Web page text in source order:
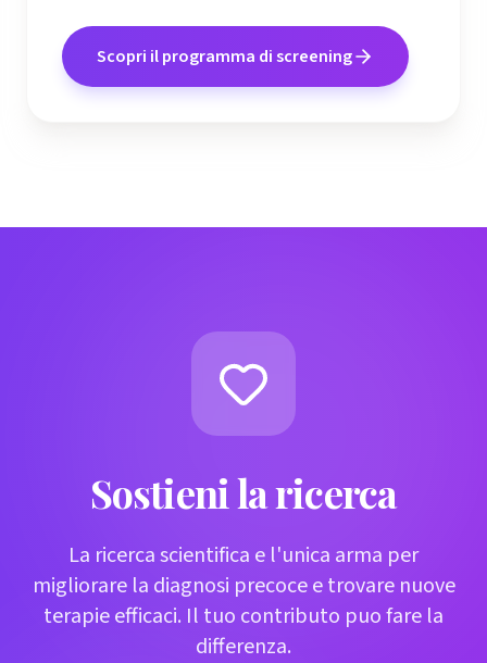
Scopri il programma di screening
Sostieni la ricerca
La ricerca scientifica e l'unica arma per
migliorare la diagnosi precoce e trovare nuove
terapie efficaci. Il tuo contributo puo fare la
differenza.